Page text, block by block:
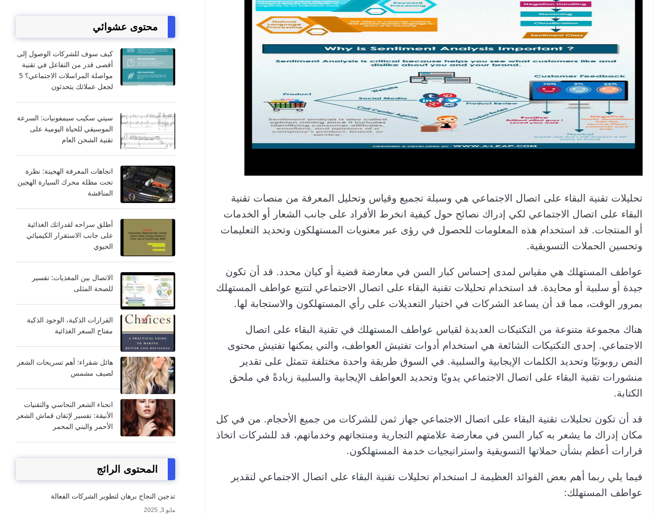
تحليلات تقنية البقاء على اتصال الاجتماعي هي وسيلة تجميع وقياس وتحليل المعرفة من منصات تقنية
البقاء على اتصال الاجتماعي لكي إدراك نصائح حول كيفية انخرط الأفراد على جانب الشعار أو الخدمات
أو المنتجات. قد استخدام هذه المعلومات للحصول في رؤى عبر معنويات المستهلكون وتحديد التعليمات
وتحسين الحملات التسويقية.
عواطف المستهلك هي مقياس لمدى إحساس كبار السن في معارضة قضية أو كيان محدد. قد أن تكون
جيدة أو سلبية أو محايدة. قد استخدام تحليلات تقنية البقاء على اتصال الاجتماعي لتتبع عواطف المستهلك
بمرور الوقت، مما قد أن يساعد الشركات في اختيار التعديلات على رأي المستهلكون والاستجابة لها.
هناك مجموعة متنوعة من التكتيكات العديدة لقياس عواطف المستهلك في تقنية البقاء على اتصال
الاجتماعي. إحدى التكتيكات الشائعة هي استخدام أدوات تفتيش العواطف، والتي يمكنها تفتيش محتوى
النص روبوتيًا وتحديد الكلمات الإيجابية والسلبية. في السوق طريقة واحدة مختلفة تتمثل على تقدير
منشورات تقنية البقاء على اتصال الاجتماعي يدويًا وتحديد العواطف الإيجابية والسلبية زيادةً في ملحق
الكتابة.
قد أن تكون تحليلات تقنية البقاء على اتصال الاجتماعي جهاز ثمن للشركات من جميع الأحجام. من في كل
مكان إدراك ما يشعر به كبار السن في معارضة علامتهم التجارية ومنتجاتهم وخدماتهم، قد للشركات اتخاذ
قرارات أعظم بشأن حملاتها التسويقية واستراتيجيات خدمة المستهلكون.
فيما يلي ربما أهم بعض الفوائد العظيمة لـ استخدام تحليلات تقنية البقاء على اتصال الاجتماعي لتقدير
عواطف المستهلك:
محتوى عشوائي
كيف سوف للشركات الوصول إلى
أقصى قدر من التفاعل في تقنية
مواصلة المراسلات الاجتماعي؟ 5
لجعل عملائك يتحدثون
سيتي سكيب سيمفونيات: السرعة
الموسيقي للحياة اليومية على
تقنية الشحن العام
اتجاهات المعرفة الهجينة: نظرة
تحت مظلة محرك السيارة الهجين
المناقشة
أطلق سراحه لقدراتك الغذائية
على جانب الاستقرار الكيميائي
الحيوي
الاتصال بين المغذيات: تفسير
للصحة المثلى
القرارات الذكية، الوجود الذكية
مفتاح السعر الغذائية
هائل شقراء: أهم تسريحات الشعر
لصيف مشمس
انحناء الشعر النحاسي والتقنيات
الأنيقة: تفسير لإتقان قماش الشعر
الأحمر والبني المحمر
المحتوى الرائج
تدجين النجاح برهان لتطوير الشركات الفعالة
مايو 3, 2025